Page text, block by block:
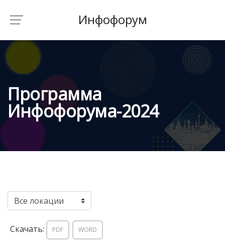
Инфофорум
Программа
Инфофорума-2024
Скачать: PDF WORD